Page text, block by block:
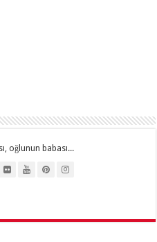
oğlunun babası...